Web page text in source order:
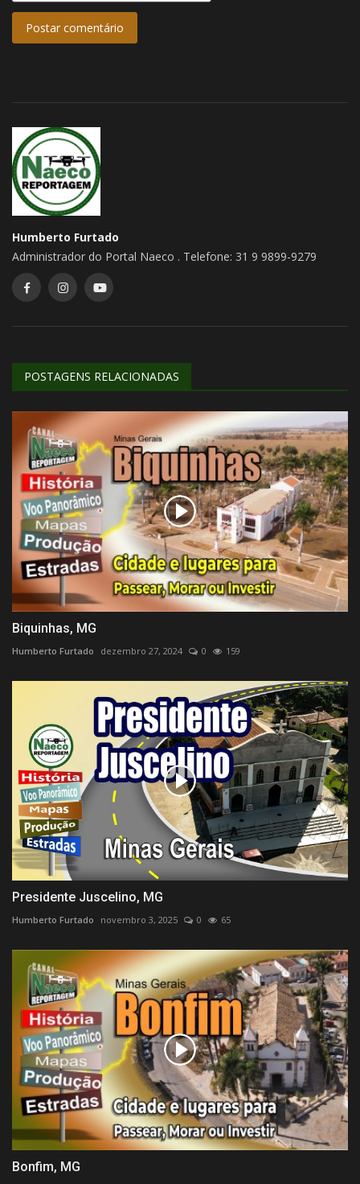
Postar comentário
Humberto Furtado
Administrador do Portal Naeco . Telefone: 31 9 9899-9279
POSTAGENS RELACIONADAS
Biquinhas, MG
Humberto Furtado dezembro 27, 2024 0 159
Presidente Juscelino, MG
Humberto Furtado novembro 3, 2025 0 65
Bonfim, MG